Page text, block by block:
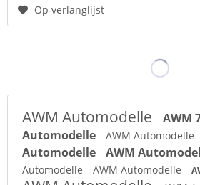
Op verlanglijst
AWM Automodelle AWM
Automodelle
AWM Automodelle
Automodelle
AWM
Automodelle
AWM Automodelle